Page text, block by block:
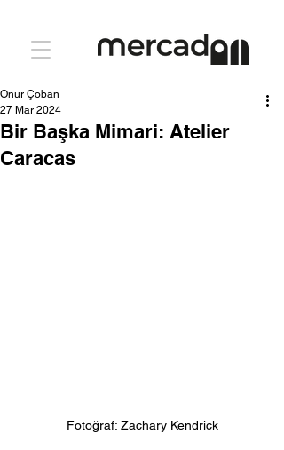
Bir Başka Mimari: Atelier
Caracas
Onur Çoban
27 Mar 2024
Fotoğraf: Zachary Kendrick